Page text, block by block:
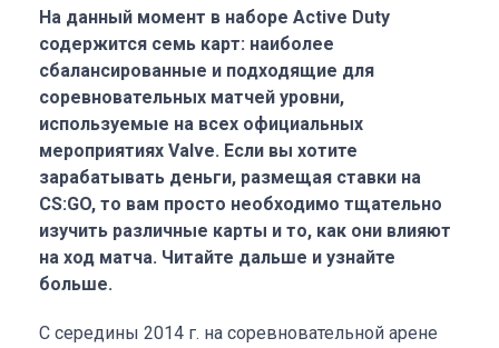
На данный момент в наборе Active Duty
содержится семь карт: наиболее
сбалансированные и подходящие для
соревновательных матчей уровни,
используемые на всех официальных
мероприятиях Valve. Если вы хотите
зарабатывать деньги, размещая ставки на
CS:GO, то вам просто необходимо тщательно
изучить различные карты и то, как они влияют
на ход матча. Читайте дальше и узнайте
больше.
С середины 2014 г. на соревновательной арене